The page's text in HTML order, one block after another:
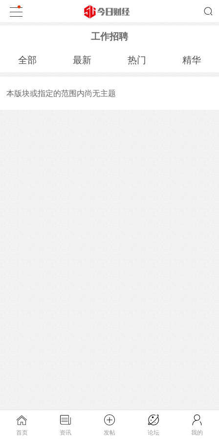
工作招聘
全部 最新 热门 精华
本版块或指定的范围内尚无主题
首页 资讯 发帖 论坛 我的